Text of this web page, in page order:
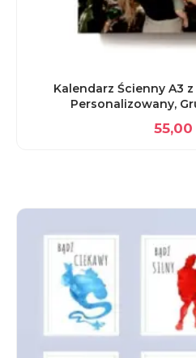
Kalendarz Ścienny A3
Personalizowany,
55,00